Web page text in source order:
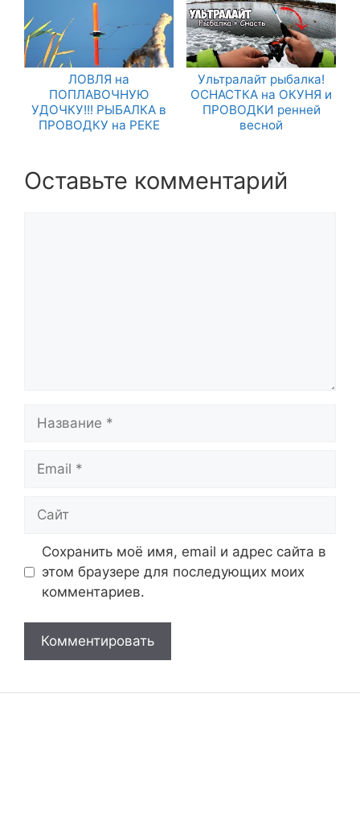
ЛОВЛЯ на
ПОПЛАВОЧНУЮ
УДОЧКУ!!! РЫБАЛКА в
ПРОВОДКУ на РЕКЕ
Ультралайт рыбалка!
ОСНАСТКА на ОКУНЯ и
ПРОВОДКИ ренней
весной
Оставьте комментарий
Сохранить моё имя, email и адрес сайта в
этом браузере для последующих моих
комментариев.